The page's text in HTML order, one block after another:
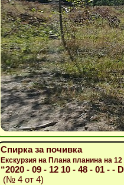
Спирка за почивка
Екскурзия на Плана планина на
“2020 - 09 - 12 10 - 48 - 01 - -
(№ 4 от 4)